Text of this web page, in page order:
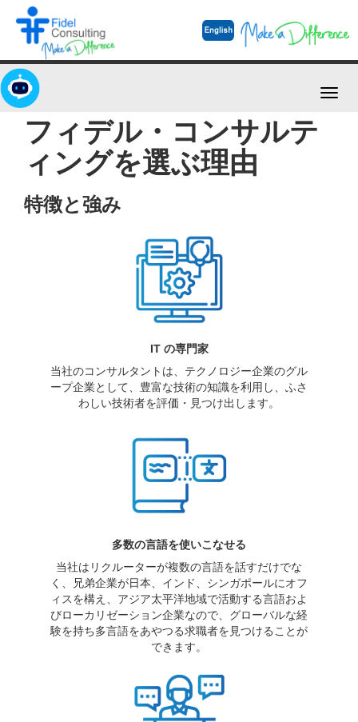
フィデル・コンサルテ
ィングを選ぶ理由
特徴と強み
IT の専門家
当社のコンサルタントは、テクノロジー企業のグル
ープ企業として、豊富な技術の知識を利用し、ふさ
わしい技術者を評価・見つけ出します。
多数の言語を使いこなせる
当社はリクルーターが複数の言語を話すだけでな
く、兄弟企業が日本、インド、シンガポールにオフ
ィスを構え、アジア太平洋地域で活動する言語およ
びローカリゼーション企業なので、グローバルな経
験を持ち多言語をあやつる求職者を見つけることが
できます。